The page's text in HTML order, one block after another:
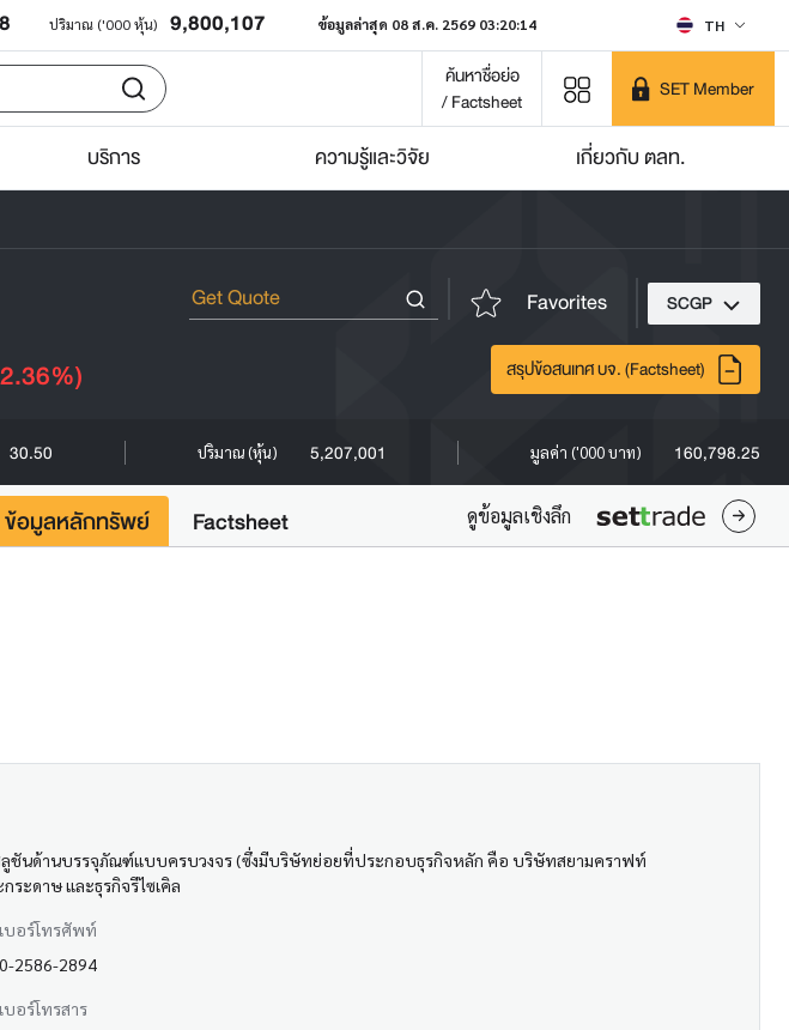
ปริมาณ ('000 หุ้น) 9,800,107 ข้อมูลล่าสุด 08 ส.ค. 2569 03:20:14 TH
ค้นหาชื่อย่อ
/ Factsheet
SET Member
บริการ ความรู้และวิจัย เกี่ยวกับ ตลท.
Favorites SCGP
สรุปข้อสนเทศ บจ. (Factsheet)
30.50 ปริมาณ (หุ้น) 5,207,001 มูลค่า ('000 บาท) 160,798.25
ข้อมูลหลักทรัพย์ Factsheet ดูข้อมูลเชิงลึก
ชันด้านบรรจุภัณฑ์แบบครบวงจร (ซึ่งมีบริษัทย่อยที่ประกอบธุรกิจหลัก คือ บริษัทสยามคราฟท์
ะดาษ และธุรกิจรีไซเคิล
เบอร์โทรศัพท์
0-2586-2894
เบอร์โทรสาร